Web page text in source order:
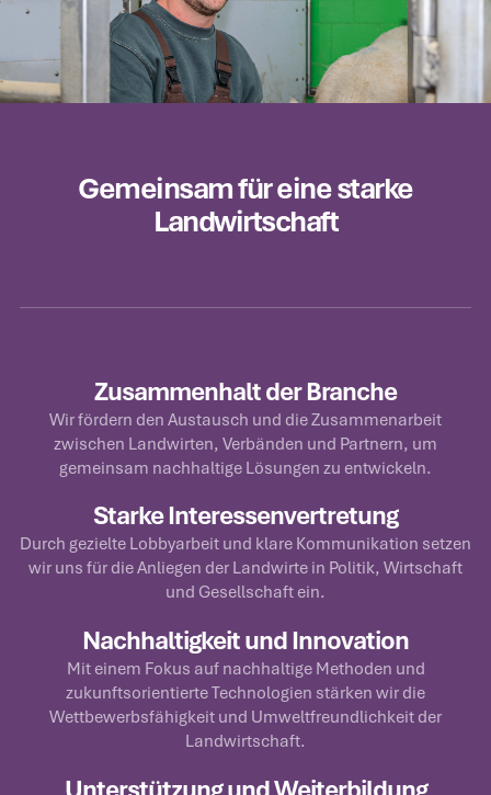
Gemeinsam für eine starke
Landwirtschaft
Zusammenhalt der Branche
Wir fördern den Austausch und die Zusammenarbeit
zwischen Landwirten, Verbänden und Partnern, um
gemeinsam nachhaltige Lösungen zu entwickeln.
Starke Interessenvertretung
Durch gezielte Lobbyarbeit und klare Kommunikation setzen
wir uns für die Anliegen der Landwirte in Politik, Wirtschaft
und Gesellschaft ein.
Nachhaltigkeit und Innovation
Mit einem Fokus auf nachhaltige Methoden und
zukunftsorientierte Technologien stärken wir die
Wettbewerbsfähigkeit und Umweltfreundlichkeit der
Landwirtschaft.